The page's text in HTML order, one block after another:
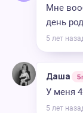
Мне
день
5 лет
Даша
У меня
5 лет